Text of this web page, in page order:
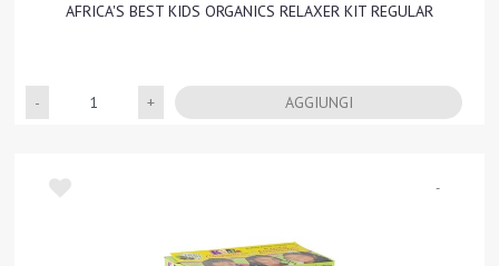
AFRICA'S BEST KIDS ORGANICS RELAXER KIT REGULAR
AGGIUNGI
-